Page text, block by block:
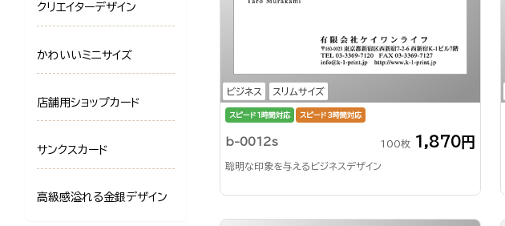
ビジネス スリムサイズ
スピード1時間対応 スピード3時間対応
b-0012s 100枚 1,870円
聡明な印象を与えるビジネスデザイン
クリエイターデザイン
かわいいミニサイズ
店舗用ショップカード
サンクスカード
高級感溢れる金銀デザイン